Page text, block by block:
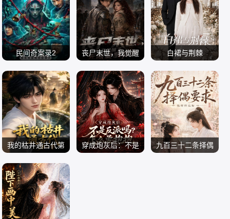
2026
谢宁 邱晨阳 陈之辉
魏兆雄
2026
2026
民间奇案录2
电影 剧情片
2026
丧尸末世，我觉醒
短剧大全 AI漫剧
2026
白裙与荆棘
短剧大全 AI漫剧
2026
我的枯井通古代第
短剧大全 AI漫剧
2026
穿成炮灰后：不是
九百三十二条择偶